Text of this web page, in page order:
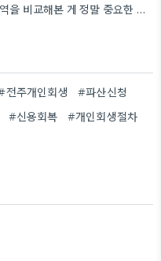
카드 매출 전표와 실제 카드사 발행 내역을 비교해본 게 정말 중요한 포인트였네요. 소득을 정확하게 계산하는…
전주개인회생
#파산신청
#신용회복
#개인회생절차